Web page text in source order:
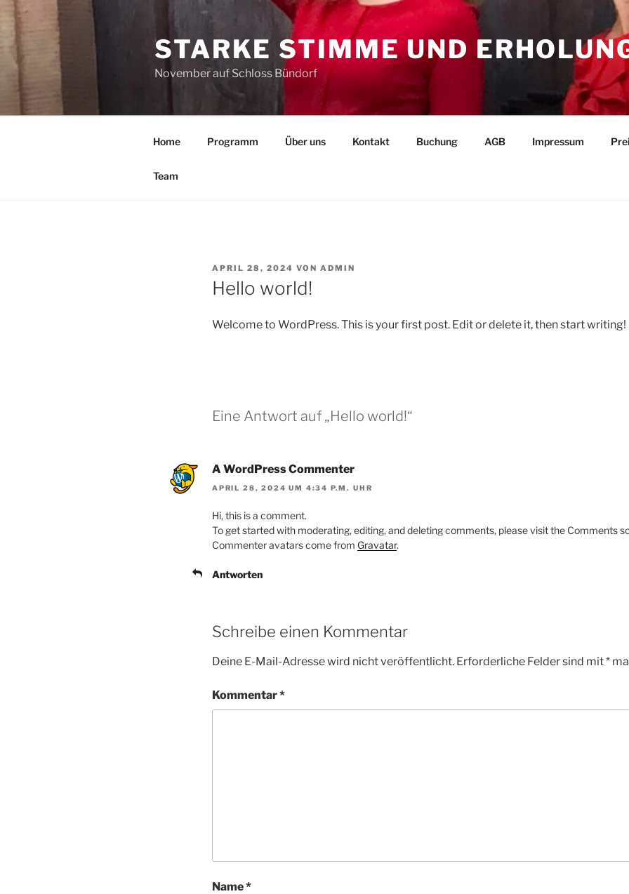
Inhalt
STARKE STIMME UND
November auf Schloss Bündorf
Home Programm Über uns Kontakt Buchung AGB Impressum
Team
VERÖFFENTLICHT
AM
APRIL 28, 2024 VON ADMIN
Hello world!
Welcome to WordPress. This is your first post. Edit or delete it, then start writing!
Eine Antwort auf „Hello world!“
A WordPress Commenter
APRIL 28, 2024 UM 4:34 P.M. UHR
Hi, this is a comment.
To get started with moderating, editing, and deleting comments, please visit the Comments
Commenter avatars come from Gravatar.
Antworten
Schreibe einen Kommentar
Deine E-Mail-Adresse wird nicht veröffentlicht. Erforderliche Felder sind mit*
Kommentar*
Name*